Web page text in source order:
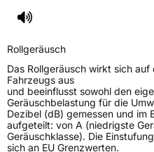
Rollgeräusch
Das Rollgeräusch wirkt sich
Fahrzeugs aus
und beeinflusst sowohl den
Geräuschbelastung für die
Dezibel (dB) gemessen und im
aufgeteilt: von A (niedrigste
Geräuschklasse). Die
sich an EU Grenzwerten.